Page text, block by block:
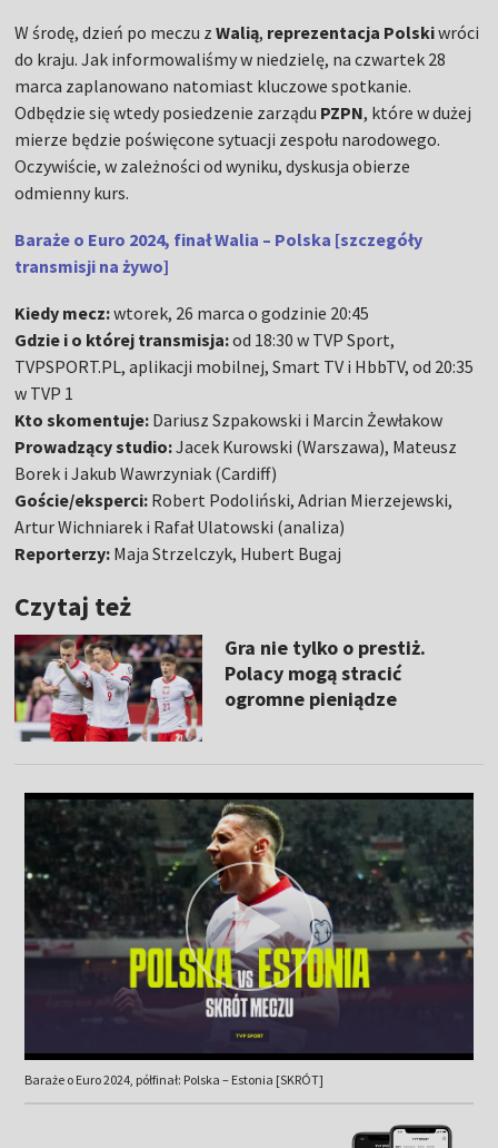
W środę, dzień po meczu zWalią, reprezentacja Polskiwróci
do kraju. Jak informowaliśmy w niedzielę, na czwartek 28
marca zaplanowano natomiast kluczowe spotkanie.
Odbędzie się wtedy posiedzenie zarządu PZPN, które w dużej
mierze będzie poświęcone sytuacji zespołu narodowego.
Oczywiście, w zależności od wyniku, dyskusja obierze
odmienny kurs.
Baraże o Euro 2024, finał Walia – Polska [szczegóły
transmisji na żywo]
Kiedy mecz:wtorek, 26 marca o godzinie 20:45
Gdzie i o której transmisja:od 18:30 w TVP Sport,
TVPSPORT.PL, aplikacji mobilnej, Smart TV i HbbTV, od 20:35
w TVP 1
Kto skomentuje: Dariusz Szpakowski i Marcin Żewłakow
Prowadzący studio:Jacek Kurowski (Warszawa), Mateusz
Borek i Jakub Wawrzyniak (Cardiff)
Goście/eksperci: Robert Podoliński, Adrian Mierzejewski,
Artur Wichniarek i Rafał Ulatowski (analiza)
Reporterzy: Maja Strzelczyk, Hubert Bugaj
Czytaj też
Gra nie tylko o prestiż.
Polacy mogą stracić
ogromne pieniądze
Baraże o Euro 2024, półfinał: Polska – Estonia [SKRÓT]